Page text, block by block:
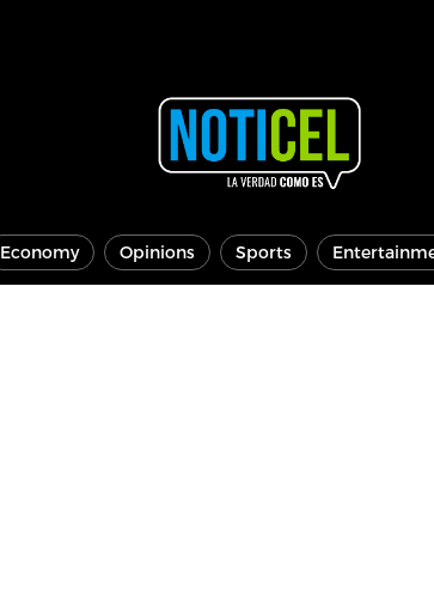
Economy Opinions Sports